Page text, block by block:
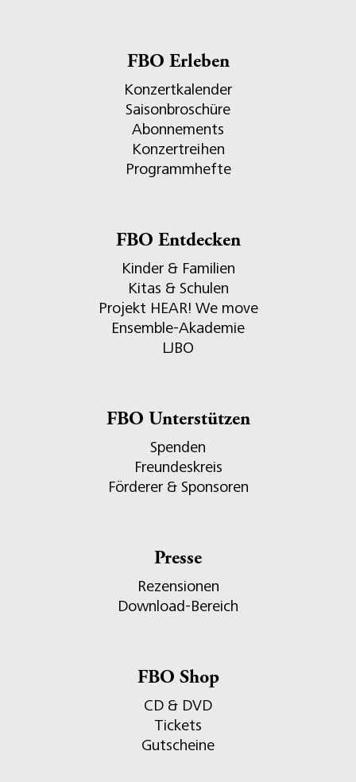
FBO Erleben
Konzertkalender
Saisonbroschüre
Abonnements
Konzertreihen
Programmhefte
FBO Entdecken
Kinder & Familien
Kitas & Schulen
Projekt HEAR! We move
Ensemble-Akademie
LJBO
FBO Unterstützen
Spenden
Freundeskreis
Förderer & Sponsoren
Presse
Rezensionen
Download-Bereich
FBO Shop
CD & DVD
Tickets
Gutscheine